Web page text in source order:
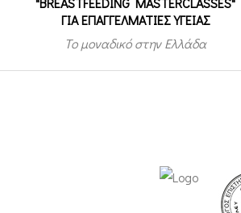
ΓΙΑ ΕΠΑΓΓΕΛΜΑΤΙΕΣ ΥΓΕΙΑΣ
Το μοναδικό στην Ελλάδα